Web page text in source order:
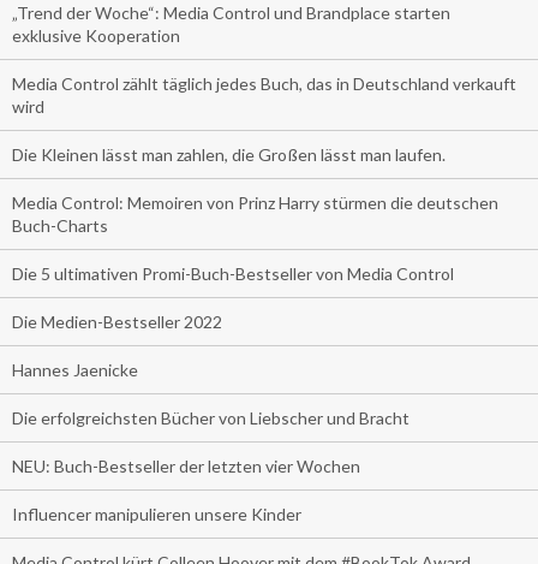
„Trend der Woche“: Media Control und Brandplace starten
exklusive Kooperation
Media Control zählt täglich jedes Buch, das in Deutschland verkauft
wird
Die Kleinen lässt man zahlen, die Großen lässt man laufen.
Media Control: Memoiren von Prinz Harry stürmen die deutschen
Buch-Charts
Die 5 ultimativen Promi-Buch-Bestseller von Media Control
Die Medien-Bestseller 2022
Hannes Jaenicke
Die erfolgreichsten Bücher von Liebscher und Bracht
NEU: Buch-Bestseller der letzten vier Wochen
Influencer manipulieren unsere Kinder